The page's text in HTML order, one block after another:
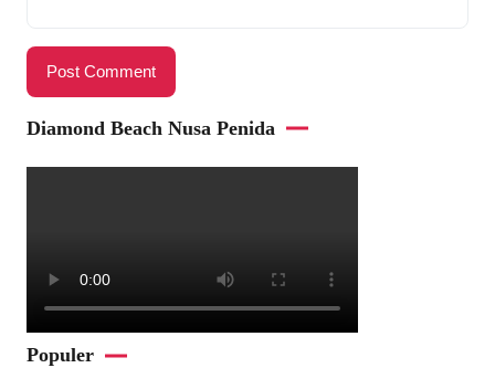
Diamond Beach Nusa Penida
Populer